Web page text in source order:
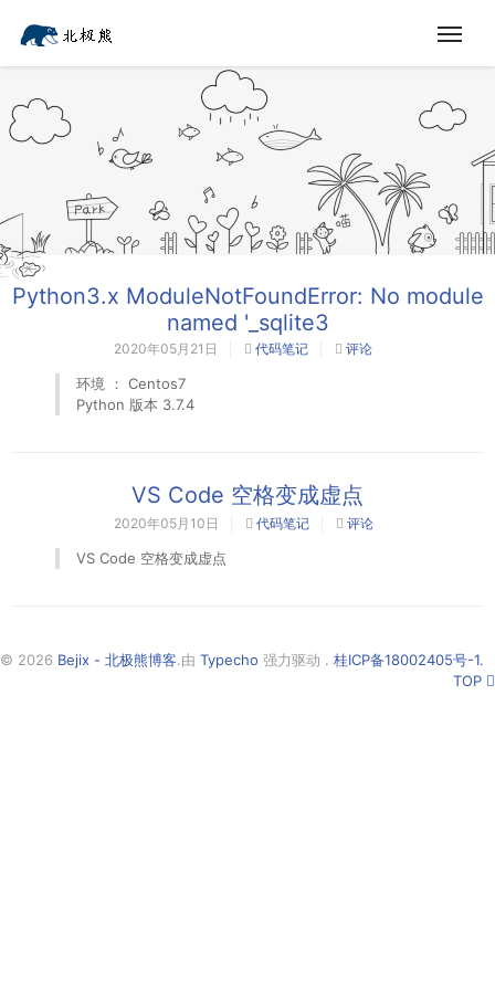
Python3.x ModuleNotFoundError: No module
named '_sqlite3
2020年05月21日 代码笔记 评论
环境 ： Centos7
Python 版本 3.7.4
VS Code 空格变成虚点
2020年05月10日 代码笔记 评论
VS Code 空格变成虚点
© 2026 Bejix - 北极熊博客.由 Typecho 强力驱动 . 桂ICP备18002405号-1.
TOP